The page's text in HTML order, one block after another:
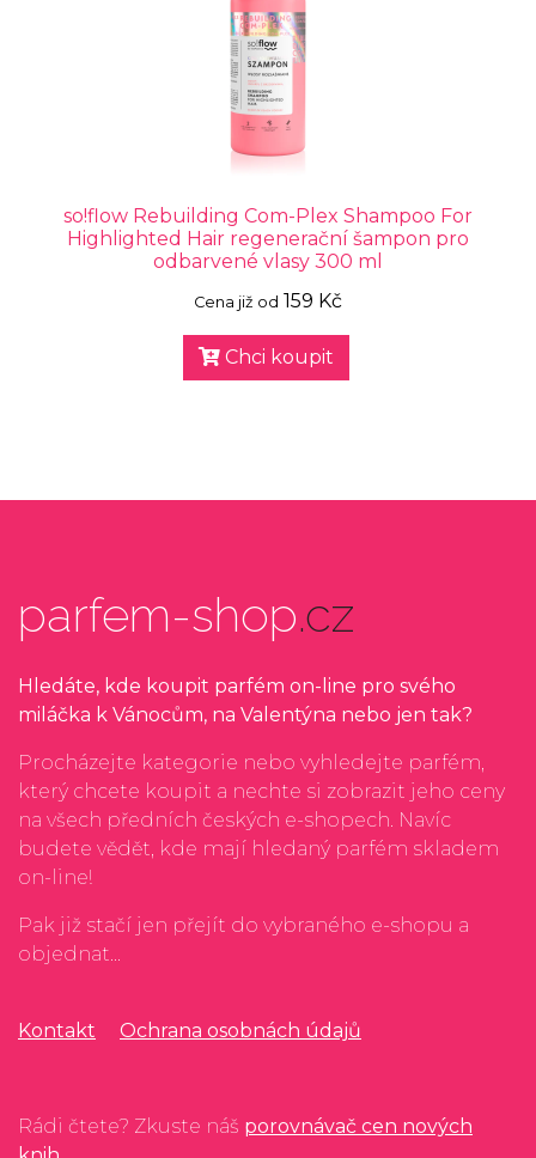
so!flow Rebuilding Com-Plex Shampoo For
Highlighted Hair regenerační šampon pro
odbarvené vlasy 300 ml
Cena již od 159 Kč
Chci koupit
parfem-shop.cz
Hledáte, kde koupit parfém on-line pro svého
miláčka k Vánocům, na Valentýna nebo jen tak?
Procházejte kategorie nebo vyhledejte parfém,
který chcete koupit a nechte si zobrazit jeho ceny
na všech předních českých e-shopech. Navíc
budete vědět, kde mají hledaný parfém skladem
on-line!
Pak již stačí jen přejít do vybraného e-shopu a
objednat...
Kontakt Ochrana osobnách údajů
Rádi čtete? Zkuste náš porovnávač cen nových